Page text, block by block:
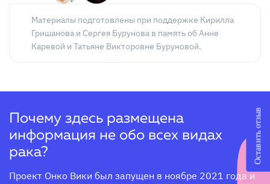
Материалы подготовлены при поддержке Кирилла
Гришанова и Сергея Бурунова в память об Анне
Каревой и Татьяне Викторовне Буруновой.
Почему здесь размещена
информация не обо всех видах
рака?
Проект Онко Вики был запущен в ноябре 2021 года и
Оставить отзыв